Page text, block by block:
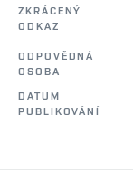
ZKRÁCENÝ
ODKAZ
ODPOVĚDNÁ
OSOBA
DATUM
PUBLIKOVÁNÍ